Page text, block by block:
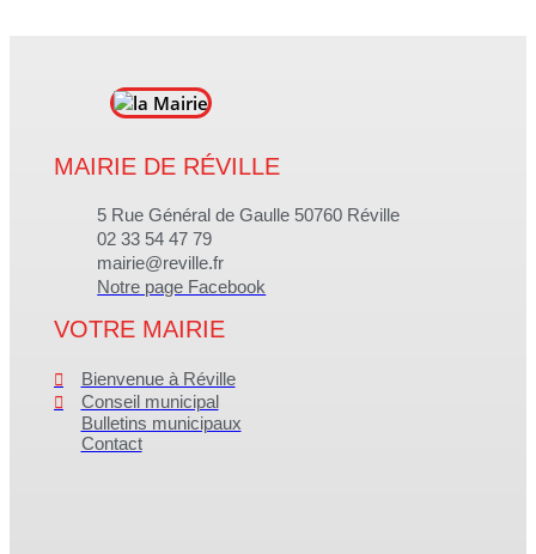
MAIRIE DE RÉVILLE
5 Rue Général de Gaulle 50760 Réville
02 33 54 47 79
mairie@reville.fr
Notre page Facebook
VOTRE MAIRIE
Bienvenue à Réville
Conseil municipal
Bulletins municipaux
Contact